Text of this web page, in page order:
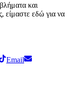
και
είμαστε εδώ για να
Email